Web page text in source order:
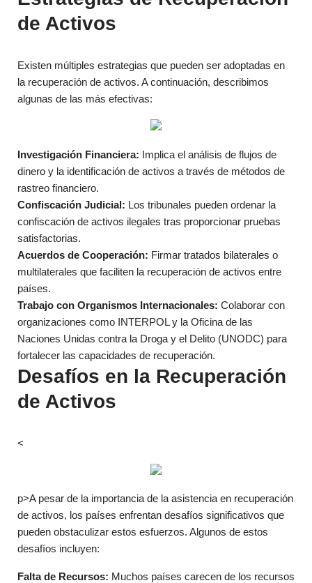
de Activos
Existen múltiples estrategias que pueden ser adoptadas en
la recuperación de activos. A continuación, describimos
algunas de las más efectivas:
Investigación Financiera: Implica el análisis de flujos de
dinero y la identificación de activos a través de métodos de
rastreo financiero.
Confiscación Judicial: Los tribunales pueden ordenar la
confiscación de activos ilegales tras proporcionar pruebas
satisfactorias.
Acuerdos de Cooperación: Firmar tratados bilaterales o
multilaterales que faciliten la recuperación de activos entre
países.
Trabajo con Organismos Internacionales: Colaborar con
organizaciones como INTERPOL y la Oficina de las
Naciones Unidas contra la Droga y el Delito (UNODC) para
fortalecer las capacidades de recuperación.
Desafíos en la Recuperación
de Activos
<
p>A pesar de la importancia de la asistencia en recuperación
de activos, los países enfrentan desafíos significativos que
pueden obstaculizar estos esfuerzos. Algunos de estos
desafíos incluyen:
Falta de Recursos: Muchos países carecen de los recursos